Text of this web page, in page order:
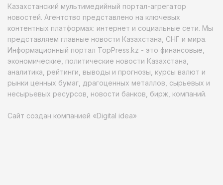
Казахстанский мультимедийный портал-агрегатор
новостей. Агентство представлено на ключевых
контентных платформах: интернет и социальные сети. Мы
представляем главные новости Казахстана, СНГ и мира.
Информационный портал TopPress.kz - это финансовые,
экономические, политические новости Казахстана,
аналитика, рейтинги, выводы и прогнозы, курсы валют и
рынки ценных бумаг, драгоценных металлов, сырьевых и
несырьевых ресурсов, новости банков, бирж, компаний.
Сайт создан компанией «Digital idea»